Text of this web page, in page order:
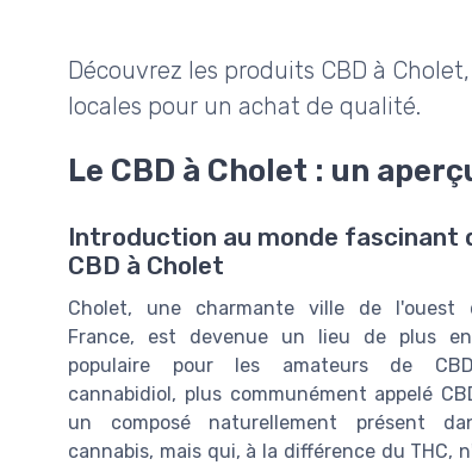
Découvrez les produits CBD à
locales pour un achat de qualité.
Le CBD à Cholet : un
Introduction au monde fascinant
CBD à Cholet
Cholet, une charmante ville de l'ouest
France, est devenue un lieu de plus
populaire pour les amateurs de
cannabidiol, plus communément appelé
un composé naturellement présent
cannabis, mais qui, à la différence du THC,